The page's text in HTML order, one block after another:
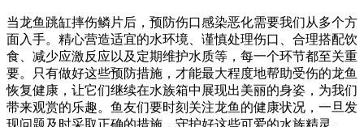
当龙鱼跳缸摔伤鳞片后，预防伤口感染恶化需要我们从多个方
面入手。精心营造适宜的水环境、谨慎处理伤口、合理搭配饮
食、减少应激反应以及定期维护水质等，每一个环节都至关重
要。只有做好这些预防措施，才能最大程度地帮助受伤的龙鱼
恢复健康，让它们继续在水族箱中展现出美丽的身姿，为我们
带来观赏的乐趣。鱼友们要时刻关注龙鱼的健康状况，一旦发
现问题及时采取正确的措施，守护好这些可爱的水族精灵。